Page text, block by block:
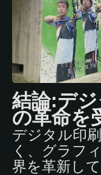
結論:デ
の革命を
デジタル印
く、グラフ
界を革新し